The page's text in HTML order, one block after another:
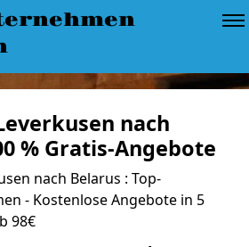
nach
% Gratis-Angebote
nach Belarus : Top-
- Kostenlose Angebote in 5
98€